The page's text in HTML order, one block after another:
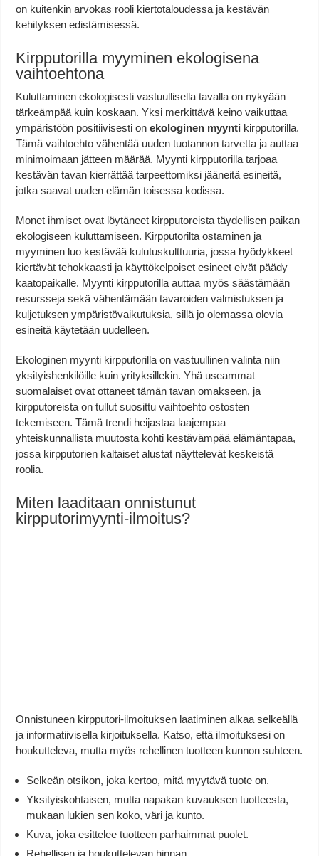
on kuitenkin arvokas rooli kiertotaloudessa ja kestävän
kehityksen edistämisessä.
Kirpputorilla myyminen ekologisena
vaihtoehtona
Kuluttaminen ekologisesti vastuullisella tavalla on nykyään
tärkeämpää kuin koskaan. Yksi merkittävä keino vaikuttaa
ympäristöön positiivisesti onekologinen myynti kirpputorilla.
Tämä vaihtoehto vähentää uuden tuotannon tarvetta ja auttaa
minimoimaan jätteen määrää. Myynti kirpputorilla tarjoaa
kestävän tavan kierrättää tarpeettomiksi jääneitä esineitä,
jotka saavat uuden elämän toisessa kodissa.
Monet ihmiset ovat löytäneet kirpputoreista täydellisen paikan
ekologiseen kuluttamiseen. Kirpputorilta ostaminen ja
myyminen luo kestävää kulutuskulttuuria, jossa hyödykkeet
kiertävät tehokkaasti ja käyttökelpoiset esineet eivät päädy
kaatopaikalle. Myynti kirpputorilla auttaa myös säästämään
resursseja sekä vähentämään tavaroiden valmistuksen ja
kuljetuksen ympäristövaikutuksia, sillä jo olemassa olevia
esineitä käytetään uudelleen.
Ekologinen myynti kirpputorilla on vastuullinen valinta niin
yksityishenkilöille kuin yrityksillekin. Yhä useammat
suomalaiset ovat ottaneet tämän tavan omakseen, ja
kirpputoreista on tullut suosittu vaihtoehto ostosten
tekemiseen. Tämä trendi heijastaa laajempaa
yhteiskunnallista muutosta kohti kestävämpää elämäntapaa,
jossa kirpputorien kaltaiset alustat näyttelevät keskeistä
roolia.
Miten laaditaan onnistunut
kirpputorimyynti-ilmoitus?
Onnistuneen kirpputori-ilmoituksen laatiminen alkaa selkeällä
ja informatiivisella kirjoituksella. Katso, että ilmoituksesi on
houkutteleva, mutta myös rehellinen tuotteen kunnon suhteen.
Selkeän otsikon, joka kertoo, mitä myytävä tuote on.
Yksityiskohtaisen, mutta napakan kuvauksen tuotteesta,
mukaan lukien sen koko, väri ja kunto.
Kuva, joka esittelee tuotteen parhaimmat puolet.
Rehellisen ja houkuttelevan hinnan.